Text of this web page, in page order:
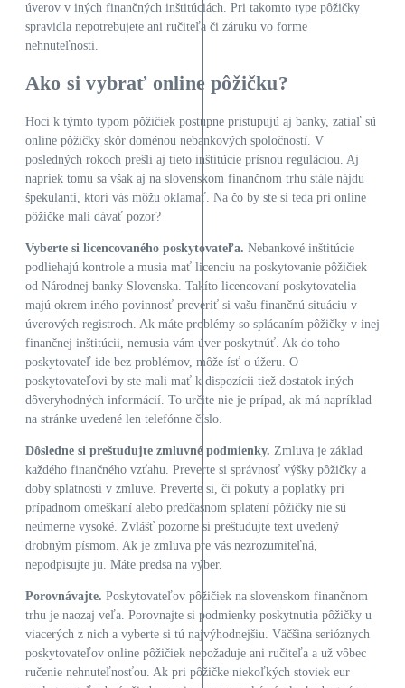
úverov v iných finančných inštitúciách. Pri takomto type pôžičky
spravidla nepotrebujete ani ručiteľa či záruku vo forme
nehnuteľnosti.
Ako si vybrať online pôžičku?
Hoci k týmto typom pôžičiek postupne pristupujú aj banky, zatiaľ sú
online pôžičky skôr doménou nebankových spoločností. V
posledných rokoch prešli aj tieto inštitúcie prísnou reguláciou. Aj
napriek tomu sa však aj na slovenskom finančnom trhu stále nájdu
špekulanti, ktorí vás môžu oklamať. Na čo by ste si teda pri online
pôžičke mali dávať pozor?
Vyberte si licencovaného poskytovateľa. Nebankové inštitúcie
podliehajú kontrole a musia mať licenciu na poskytovanie pôžičiek
od Národnej banky Slovenska. Takíto licencovaní poskytovatelia
majú okrem iného povinnosť preveriť si vašu finančnú situáciu v
úverových registroch. Ak máte problémy so splácaním pôžičky v inej
finančnej inštitúcii, nemusia vám úver poskytnúť. Ak do toho
poskytovateľ ide bez problémov, môže ísť o úžeru. O
poskytovateľovi by ste mali mať k dispozícii tiež dostatok iných
dôveryhodných informácií. To určite nie je prípad, ak má napríklad
na stránke uvedené len telefónne číslo.
Dôsledne si preštudujte zmluvné podmienky. Zmluva je základ
každého finančného vzťahu. Preverte si správnosť výšky pôžičky a
doby splatnosti v zmluve. Preverte si, či pokuty a poplatky pri
prípadnom omeškaní alebo predčasnom splatení pôžičky nie sú
neúmerne vysoké. Zvlášť pozorne si preštudujte text uvedený
drobným písmom. Ak je zmluva pre vás nezrozumiteľná,
nepodpisujte ju. Máte predsa na výber.
Porovnávajte. Poskytovateľov pôžičiek na slovenskom finančnom
trhu je naozaj veľa. Porovnajte si podmienky poskytnutia pôžičky u
viacerých z nich a vyberte si tú najvýhodnejšiu. Väčšina serióznych
poskytovateľov online pôžičiek nepožaduje ani ručiteľa a už vôbec
ručenie nehnuteľnosťou. Ak pri pôžičke niekoľkých stoviek eur